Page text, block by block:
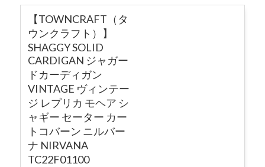
【TOWNCRAFT（タ
ウンクラフト）】
SHAGGY SOLID
CARDIGAN ジャガー
ドカーディガン
VINTAGE ヴィンテー
ジ レプリカ モヘア シ
ャギー セーター カー
トコバーン ニルバー
ナ NIRVANA
TC22F01100